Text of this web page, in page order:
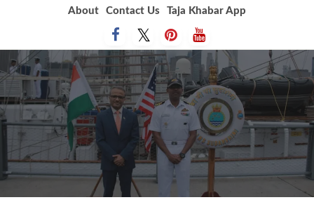
About Contact Us Taja Khabar App